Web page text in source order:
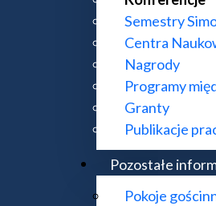
Semestry
Centra
Nagrody
Programy
Granty
Publikacje
Pozostałe
Pokoje